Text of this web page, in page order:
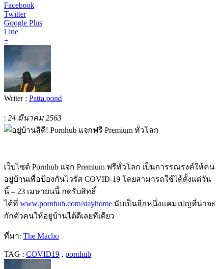
Facebook
Twitter
Google Plus
Line
+
Writer : Patta.pond
: 24 มีนาคม 2563
เว็บไซต์ Pornhub แจก Premium ฟรีทั่วโลก เป็นการรณรงค์ให้คน
อยู่บ้านเพื่อป้องกันไวรัส COVID-19 โดยสามารถใช้ได้ตั้งแต่วัน
นี้ – 23 เมษายนนี้ กดรับสิทธิ์
ได้ที่ www.pornhub.com/stayhome นับเป็นอีกหนึ่งแคมเปญที่น่าจะ
กักตัวคนให้อยู่บ้านได้ดีเลยทีเดียว
ที่มา: The Macho
TAG : COVID19 , pornhub